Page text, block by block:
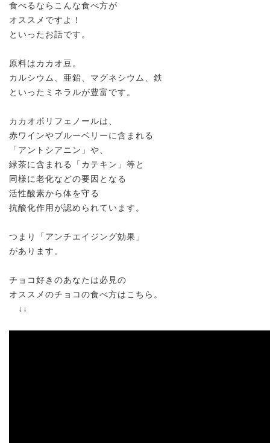
食べるならこんな食べ方が
オススメですよ！
といったお話です。
原料はカカオ豆。
カルシウム、亜鉛、マグネシウム、鉄
といったミネラルが豊富です。
カカオポリフェノールは、
赤ワインやブルーベリーに含まれる
「アントシアニン」や、
緑茶に含まれる「カテキン」等と
同様に老化などの要因となる
活性酸素から体を守る
抗酸化作用が認められています。
つまり「アンチエイジング効果」
があります。
チョコ好きのあなたは必見の
オススメのチョコの食べ方はこちら。
↓↓